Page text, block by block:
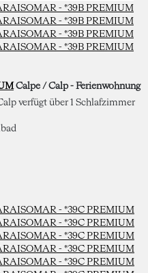
Calpe / Calp - Ferienwohnung
verfügt über 1 Schlafzimmer